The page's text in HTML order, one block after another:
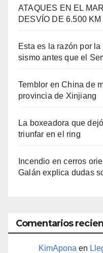
ATAQUES EN EL
DESVÍO DE 6.500 KM
Esta es la razón por
sismo antes que el
Temblor en China de
provincia de Xinjiang
La boxeadora que
triunfar en el ring​
Incendio en cerros
Galán explica dudas
Comentarios
KimApona en